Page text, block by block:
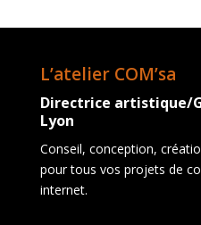
L’atelier COM’sa
Directrice artistique/
Lyon
Conseil, conception,
pour tous vos projets de
internet.